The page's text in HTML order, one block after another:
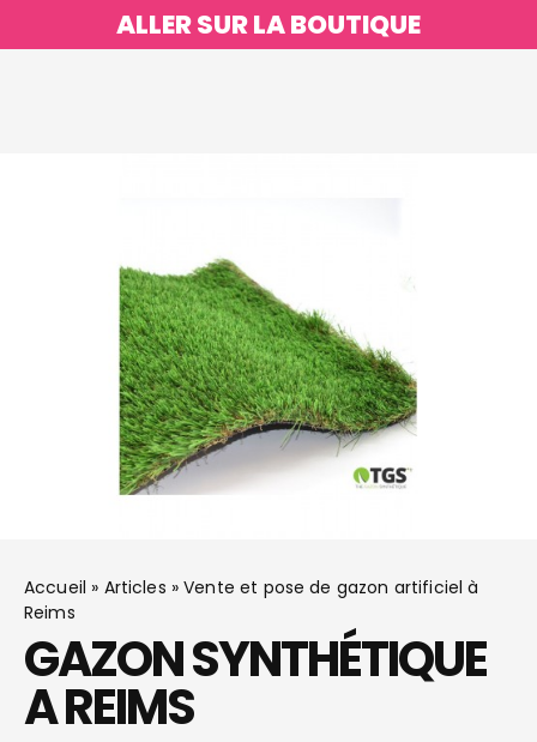
ALLER SUR LA BOUTIQUE
Accueil » Articles »Vente et pose de gazon artificiel à
Reims
GAZON SYNTHÉTIQUE
A REIMS